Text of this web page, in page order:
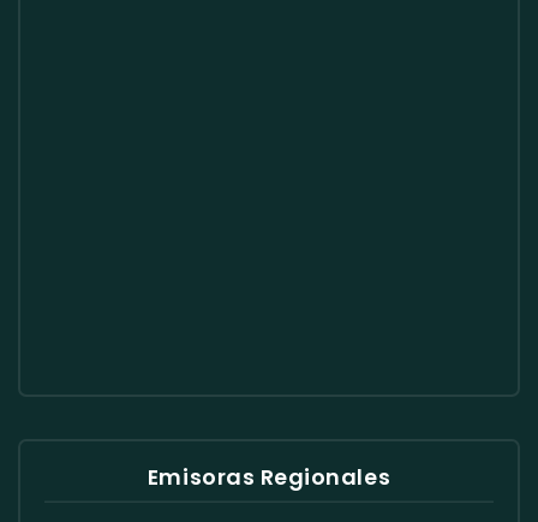
Emisoras Regionales